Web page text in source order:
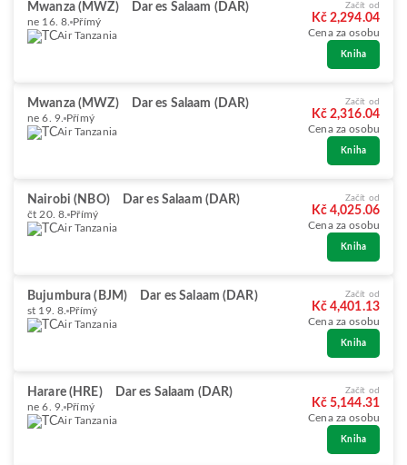
Mwanza (MWZ) Dar es Salaam (DAR)
ne 16. 8. Přímý
Air Tanzania
Začít od
Kč 2,294.04
Cena za osobu
Kniha
Mwanza (MWZ) Dar es Salaam (DAR)
ne 6. 9. Přímý
Air Tanzania
Začít od
Kč 2,316.04
Cena za osobu
Kniha
Nairobi (NBO) Dar es Salaam (DAR)
čt 20. 8. Přímý
Air Tanzania
Začít od
Kč 4,025.06
Cena za osobu
Kniha
Bujumbura (BJM) Dar es Salaam (DAR)
st 19. 8. Přímý
Air Tanzania
Začít od
Kč 4,401.13
Cena za osobu
Kniha
Harare (HRE) Dar es Salaam (DAR)
ne 6. 9. Přímý
Air Tanzania
Začít od
Kč 5,144.31
Cena za osobu
Kniha